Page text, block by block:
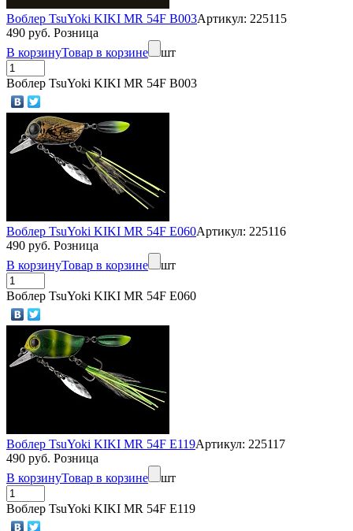
Воблер TsuYoki KIKI MR 54F B003Артикул: 225115
490 руб. Розница
В корзинуТовар в корзине шт
Воблер TsuYoki KIKI MR 54F B003
Воблер TsuYoki KIKI MR 54F E060Артикул: 225116
490 руб. Розница
В корзинуТовар в корзине шт
Воблер TsuYoki KIKI MR 54F E060
Воблер TsuYoki KIKI MR 54F E119Артикул: 225117
490 руб. Розница
В корзинуТовар в корзине шт
Воблер TsuYoki KIKI MR 54F E119